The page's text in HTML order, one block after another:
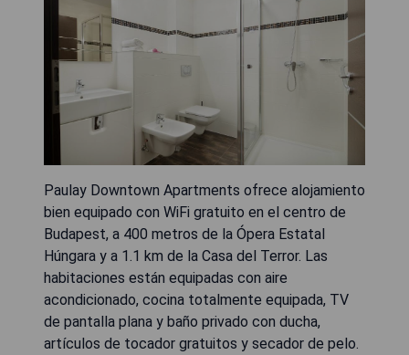
Paulay Downtown Apartments ofrece alojamiento
bien equipado con WiFi gratuito en el centro de
Budapest, a 400 metros de la Ópera Estatal
Húngara y a 1.1 km de la Casa del Terror. Las
habitaciones están equipadas con aire
acondicionado, cocina totalmente equipada, TV
de pantalla plana y baño privado con ducha,
artículos de tocador gratuitos y secador de pelo.